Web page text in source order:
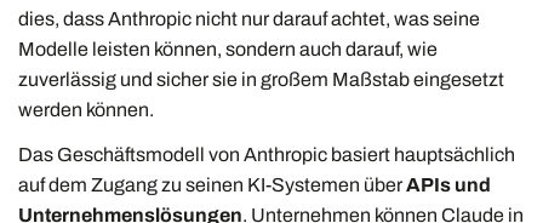
dies, dass Anthropic nicht nur darauf achtet, was seine
Modelle leisten können, sondern auch darauf, wie
zuverlässig und sicher sie in großem Maßstab eingesetzt
werden können.
Das Geschäftsmodell von Anthropic basiert hauptsächlich
auf dem Zugang zu seinen KI-Systemen überAPIs und
Unternehmenslösungen. Unternehmen können Claude in